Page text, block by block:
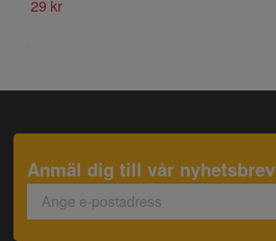
29 kr
Anmäl dig till vår nyhetsbrev